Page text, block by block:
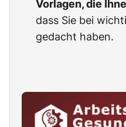
Vorlagen, die
dass Sie bei
gedacht haben.